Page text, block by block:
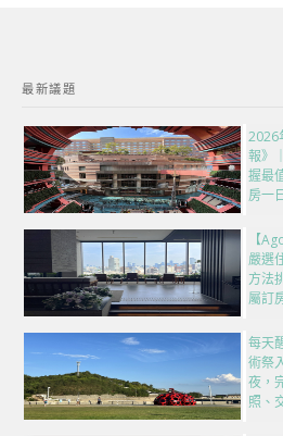
最新議題
2026
報》
握最
房一
【
嚴選
方法
屬訂
每天
術祭
夜，
照、